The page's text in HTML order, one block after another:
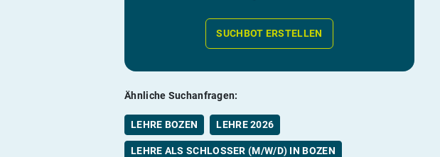
SUCHBOT ERSTELLEN
Ähnliche Suchanfragen:
LEHRE BOZEN LEHRE 2026
LEHRE ALS SCHLOSSER (M/W/D) IN BOZEN